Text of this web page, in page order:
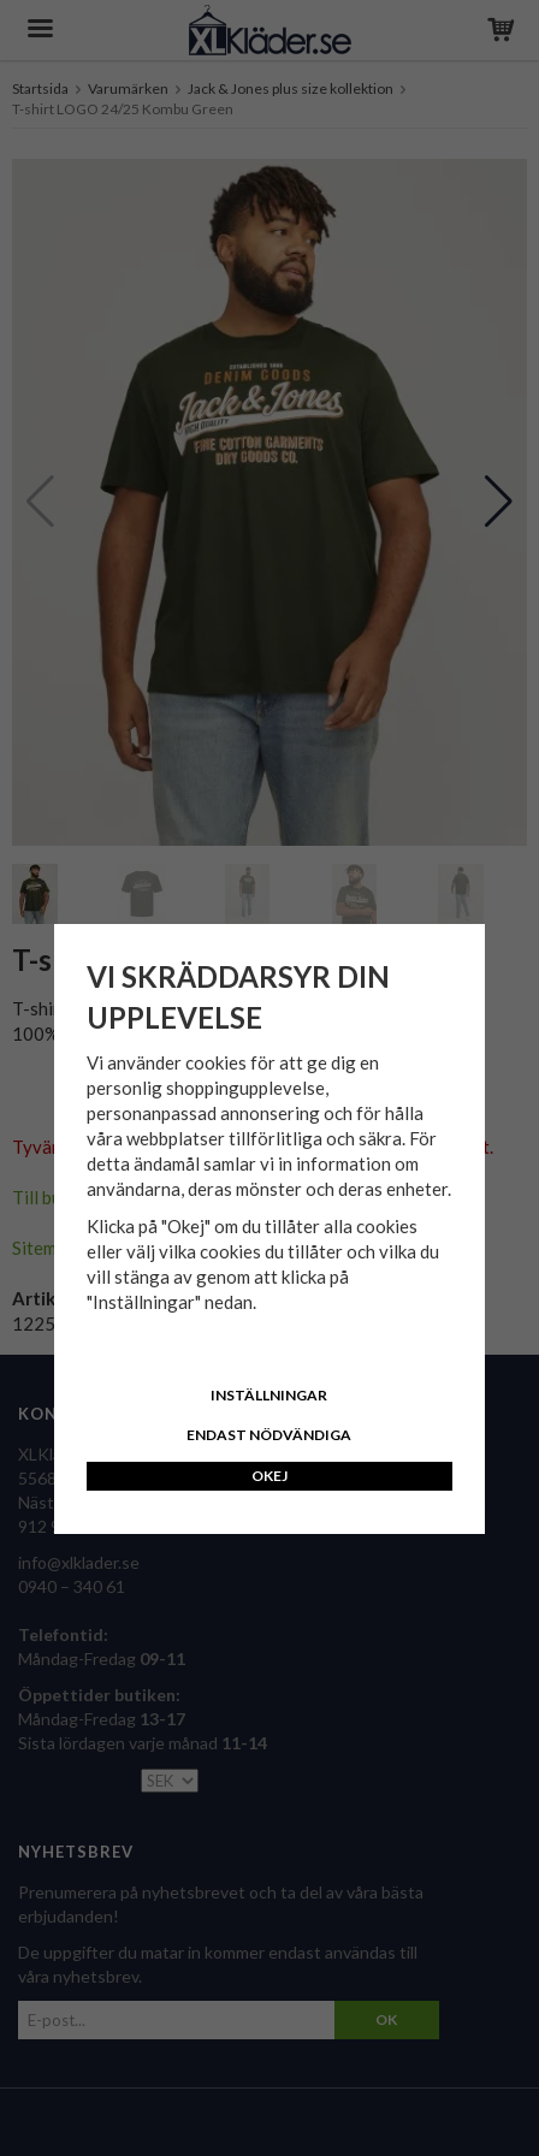
Produkten har blivit tillagd i varukorgen
Startsida Varumärken
Jack & Jones plus size kollektion
T-shirt LOGO 24/25 Kombu Green
T-shirt LOGO 24/25 Kombu Green
T-shirt med tryck från Jack & Jones.
100% bomull.
Tyvärr ingår inte denna produkt i vårt sortiment för tillfället.
Till butikens startsida »
Sitemap »
Artikelnummer:
12258870-kombu-green
KONTAKTA OSS
XLKläder Sverige AB
556860-9126
Nästansjö 36
912 92 Vilhelmina
info@xlklader.se
0940 – 340 61
Telefontid:
Måndag-Fredag 09-11
Öppettider butiken:
Måndag-Fredag 13-17
Sista lördagen varje månad 11-14
NYHETSBREV
Prenumerera på nyhetsbrevet och ta del av våra bästa
erbjudanden!
De uppgifter du matar in kommer endast användas till
våra nyhetsbrev.
OK
VI SKRÄDDARSYR DIN
UPPLEVELSE
Vi använder cookies för att ge dig en
personlig shoppingupplevelse,
personanpassad annonsering och för hålla
våra webbplatser tillförlitliga och säkra. För
detta ändamål samlar vi in information om
användarna, deras mönster och deras enheter.
Klicka på "Okej" om du tillåter alla cookies
eller välj vilka cookies du tillåter och vilka du
vill stänga av genom att klicka på
"Inställningar" nedan.
INSTÄLLNINGAR
ENDAST NÖDVÄNDIGA
OKEJ